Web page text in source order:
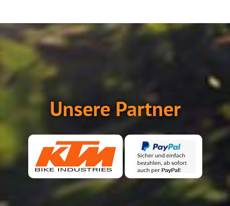
Unsere Partner